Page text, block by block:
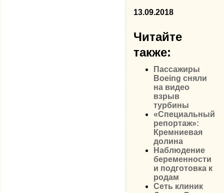
13.09.2018
Читайте
также:
Пассажиры
Boeing сняли
на видео
взрыв
турбины
«Специальный
репортаж»:
Кремниевая
долина
Наблюдение
беременности
и подготовка к
родам
Сеть клиник